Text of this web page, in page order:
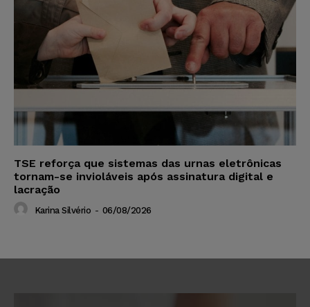
TSE reforça que sistemas das urnas eletrônicas
tornam-se invioláveis após assinatura digital e
lacração
Karina Silvério - 06/08/2026